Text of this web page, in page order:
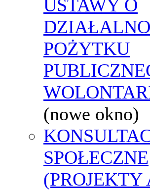
USTAWY O
POŻYTKU
(nowe okno)
SPOŁECZNE
(PROJEKTY